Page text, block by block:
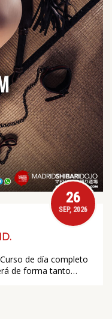
26
SEP, 2026
de día completo
de forma tanto…